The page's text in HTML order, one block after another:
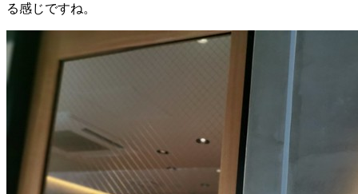
る感じですね。